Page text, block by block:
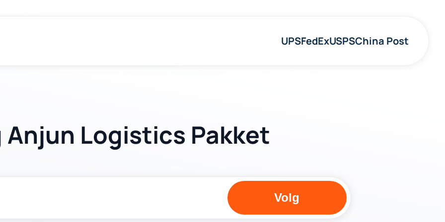
UPSFedExUSPSChina Post
Anjun Logistics Pakket
Volg